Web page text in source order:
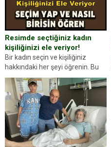
Resimde seçtiğiniz kadın
kişiliğinizi ele veriyor!
Bir kadın seçin ve kişiliğiniz
hakkındaki her şeyi öğrenin. Bu
kez karşınıza oldukça farklı bir
kişilik testiyle çıkıyoruz. Resimde
gördüğünüz kadın figürlerinden
dikkatinizi en...